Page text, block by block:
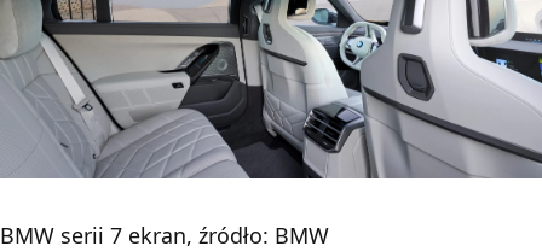
BMW serii 7 ekran, źródło: BMW